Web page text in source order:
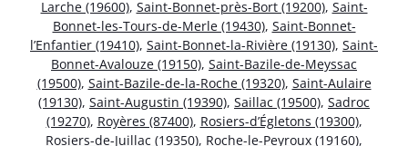
Larche (19600), Saint-Bonnet-près-Bort (19200), Saint-
Bonnet-les-Tours-de-Merle (19430), Saint-Bonnet-
l’Enfantier (19410), Saint-Bonnet-la-Rivière (19130), Saint-
Bonnet-Avalouze (19150), Saint-Bazile-de-Meyssac
(19500), Saint-Bazile-de-la-Roche (19320), Saint-Aulaire
(19130), Saint-Augustin (19390), Saillac (19500), Sadroc
(19270), Royères (87400), Rosiers-d’Égletons (19300),
Rosiers-de-Juillac (19350), Roche-le-Peyroux (19160),